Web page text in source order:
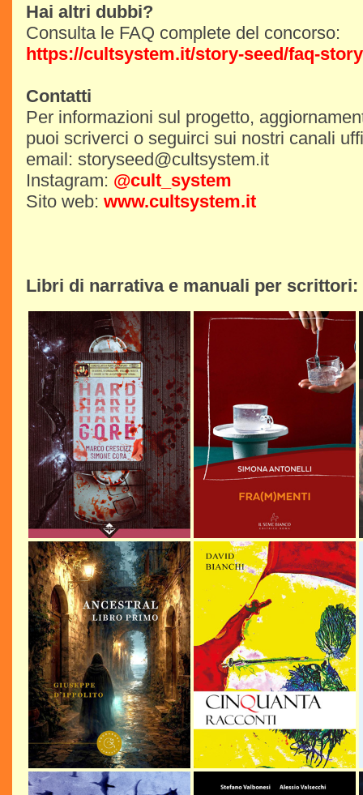
Hai altri dubbi?
Consulta le FAQ complete del concorso:
https://cultsystem.it/story-seed/faq-
Contatti
Per informazioni sul progetto,
puoi scriverci o seguirci sui nostri canali
email: storyseed@cultsystem.it
Instagram: @cult_system
Sito web: www.cultsystem.it
Libri di narrativa e manuali per scrittori: